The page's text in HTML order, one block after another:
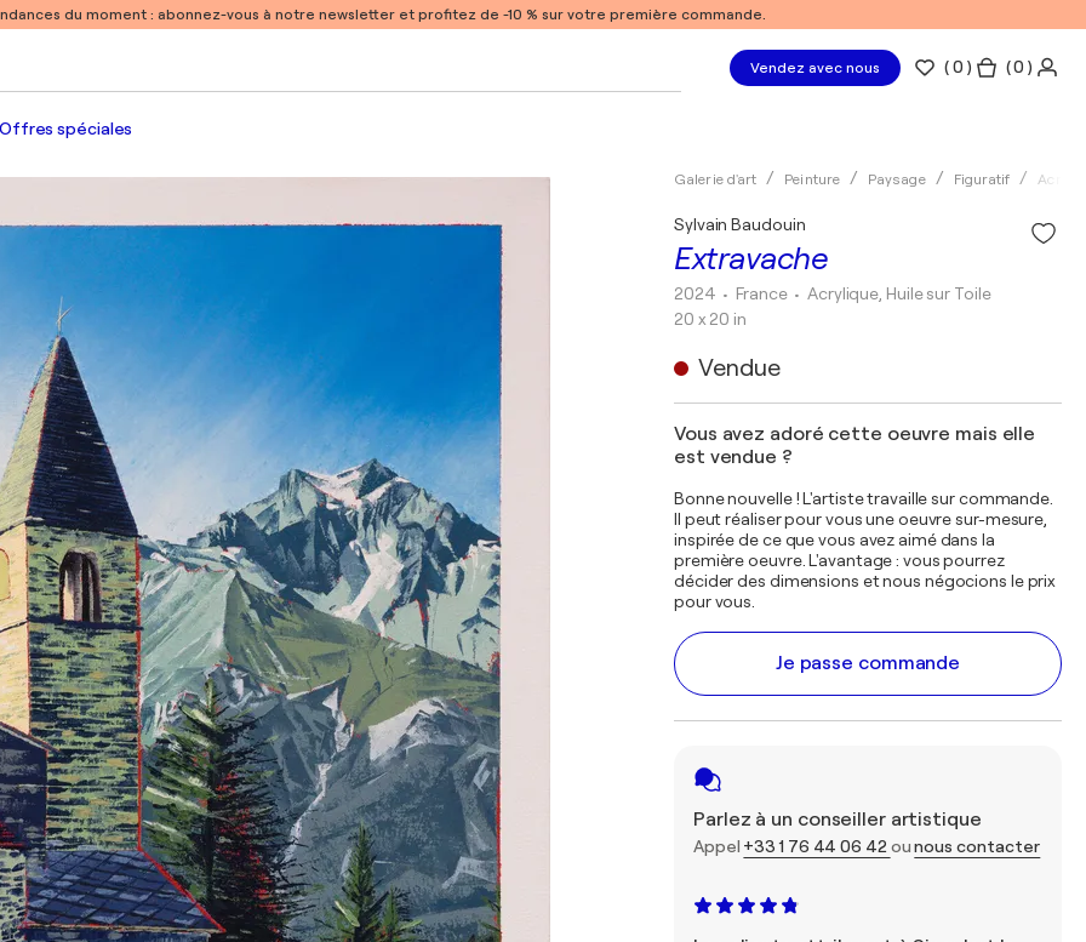
du moment : abonnez-vous à notre newsletter et profitez de -10 % sur votre première commande.
Vendez avec nous (0 ) ( 0 )
spéciales
Galerie d'art Peinture Paysage Figuratif
Extravache
Sylvain Baudouin
2024 • France •Acrylique, Huile sur Toile
20 x 20 in
Vendue
Vous avez adoré cette oeuvre mais elle
est vendue ?
Bonne nouvelle ! L'artiste travaille sur commande.
Il peut réaliser pour vous une oeuvre sur-mesure,
inspirée de ce que vous avez aimé dans la
première oeuvre. L'avantage : vous pourrez
décider des dimensions et nous négocions le prix
pour vous.
Je passe commande
Parlez à un conseiller artistique
Appel +33 1 76 44 06 42 ounous contacter